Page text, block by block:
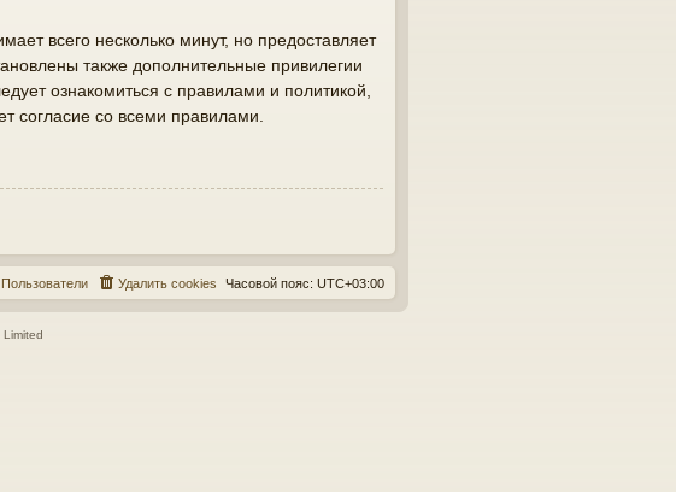
всего несколько минут, но предоставляет
также дополнительные привилегии
ознакомиться с правилами и политикой,
согласие со всеми правилами.
Часовой пояс: UTC+03:00
Удалить cookies
Пользователи